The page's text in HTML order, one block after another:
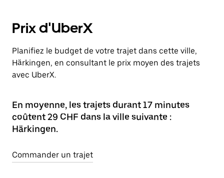
Prix d'UberX
Planifiez le budget de votre trajet dans cette ville,
Härkingen, en consultant le prix moyen des trajets
avec UberX.
En moyenne, les trajets durant 17 minutes
coûtent 29 CHF dans la ville suivante :
Härkingen.
Commander un trajet